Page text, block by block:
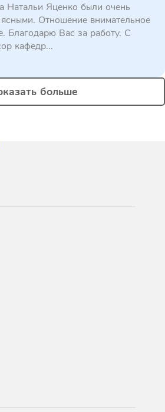
Натальи Яценко были очень
Отношение внимательное
Благодарю Вас за работу. С
кафедр...
больше